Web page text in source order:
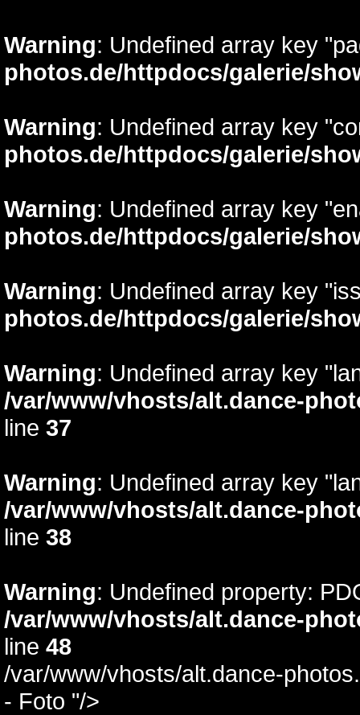
Warning: Undefined array key
photos.de/httpdocs/galerie/
Warning: Undefined array key
photos.de/httpdocs/galerie/
Warning: Undefined array key
photos.de/httpdocs/galerie/
Warning: Undefined array key
photos.de/httpdocs/galerie/
Warning: Undefined array key
/var/www/vhosts/alt.dance-
line 37
Warning: Undefined array key
/var/www/vhosts/alt.dance-
line 38
Warning: Undefined property:
/var/www/vhosts/alt.dance-
line 48
/var/www/vhosts/alt.dance-
- Foto "/>